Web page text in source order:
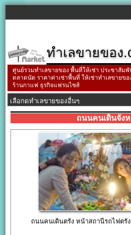
ทำเลขายของ
ศูนย์รวมทำเลขายของ พื้นที่ให้เช่า ประชาสัม
ตลาดนัด ราคาค่าเช่าพื้นที่ ให้เช่าทำเลขายข
ร้านกาแฟ ธุรกิจแฟรนไชส์
ถนนคนเดินจัง
ถนนคนเดินตรัง หน้าสถานีรถไฟตรั